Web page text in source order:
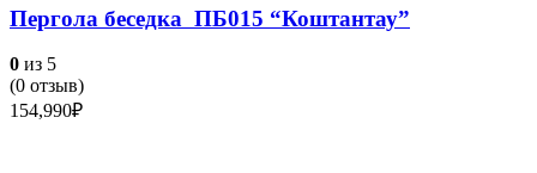
Пергола беседка ПБ015 “Коштантау”
0 из 5
(0 отзыв)
154,990₽